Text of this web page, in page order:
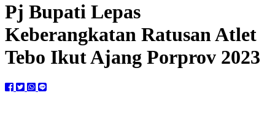
Pj Bupati Lepas
Keberangkatan Ratusan Atlet
Tebo Ikut Ajang Porprov 2023